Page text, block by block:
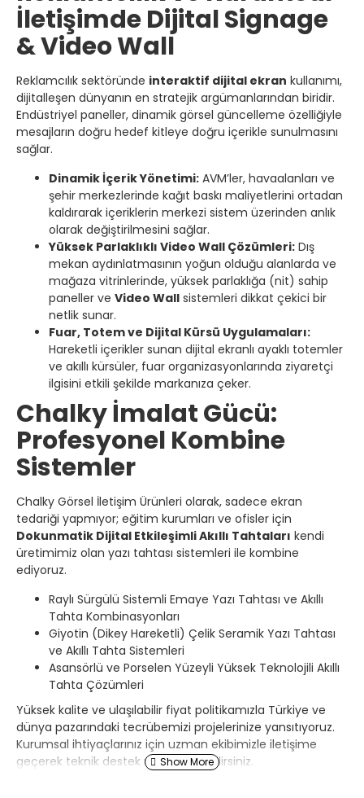
İletişimde Dijital Signage
& Video Wall
Reklamcılık sektöründe interaktif dijital ekran kullanımı,
dijitalleşen dünyanın en stratejik argümanlarından biridir.
Endüstriyel paneller, dinamik görsel güncelleme özelliğiyle
mesajların doğru hedef kitleye doğru içerikle sunulmasını
sağlar.
Dinamik İçerik Yönetimi: AVM’ler, havaalanları ve
şehir merkezlerinde kağıt baskı maliyetlerini ortadan
kaldırarak içeriklerin merkezi sistem üzerinden anlık
olarak değiştirilmesini sağlar.
Yüksek Parlaklıklı Video Wall Çözümleri: Dış
mekan aydınlatmasının yoğun olduğu alanlarda ve
mağaza vitrinlerinde, yüksek parlaklığa (nit) sahip
paneller ve Video Wall sistemleri dikkat çekici bir
netlik sunar.
Fuar, Totem ve Dijital Kürsü Uygulamaları:
Hareketli içerikler sunan dijital ekranlı ayaklı totemler
ve akıllı kürsüler, fuar organizasyonlarında ziyaretçi
ilgisini etkili şekilde markanıza çeker.
Chalky İmalat Gücü:
Profesyonel Kombine
Sistemler
Chalky Görsel İletişim Ürünleri olarak, sadece ekran
tedariği yapmıyor; eğitim kurumları ve ofisler için
Dokunmatik Dijital Etkileşimli Akıllı Tahtaları kendi
üretimimiz olan yazı tahtası sistemleri ile kombine
ediyoruz.
Raylı Sürgülü Sistemli Emaye Yazı Tahtası ve Akıllı
Tahta Kombinasyonları
Giyotin (Dikey Hareketli) Çelik Seramik Yazı Tahtası
ve Akıllı Tahta Sistemleri
Asansörlü ve Porselen Yüzeyli Yüksek Teknolojili Akıllı
Tahta Çözümleri
Yüksek kalite ve ulaşılabilir fiyat politikamızla Türkiye ve
dünya pazarındaki tecrübemizi projelerinize yansıtıyoruz.
Kurumsal ihtiyaçlarınız için uzman ekibimizle iletişime
geçerek teknik destek ve teklif alabilirsiniz.